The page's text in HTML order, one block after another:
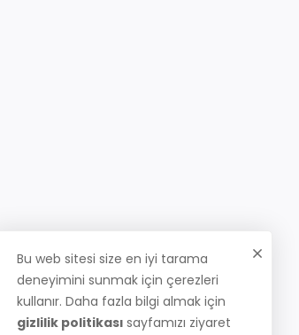
Bu web sitesi size en iyi tarama
deneyimini sunmak için çerezleri
kullanır. Daha fazla bilgi almak için
gizlilik politikası sayfamızı ziyaret